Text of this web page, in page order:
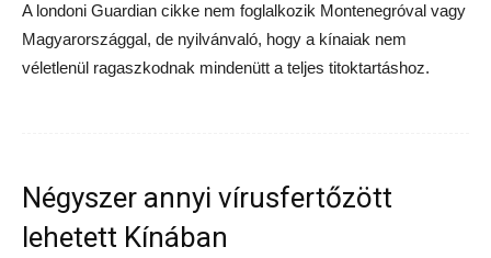
A londoni Guardian cikke nem foglalkozik Montenegróval vagy
Magyarországgal, de nyilvánvaló, hogy a kínaiak nem
véletlenül ragaszkodnak mindenütt a teljes titoktartáshoz.
Négyszer annyi vírusfertőzött
lehetett Kínában